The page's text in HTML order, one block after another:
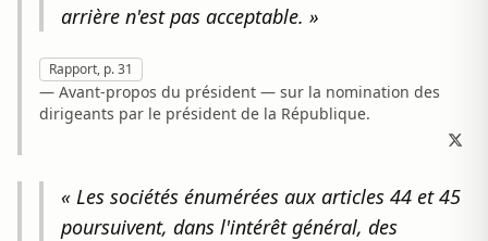
arrière n'est pas acceptable. »
Rapport, p. 31
— Avant-propos du président — sur la nomination des
dirigeants par le président de la République.
« Les sociétés énumérées aux articles 44 et 45
poursuivent, dans l'intérêt général, des